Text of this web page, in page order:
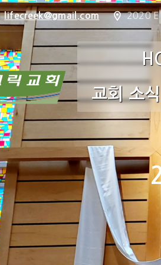
lifecreek@gmail.com 2020
교회 소
주보
포토 갤